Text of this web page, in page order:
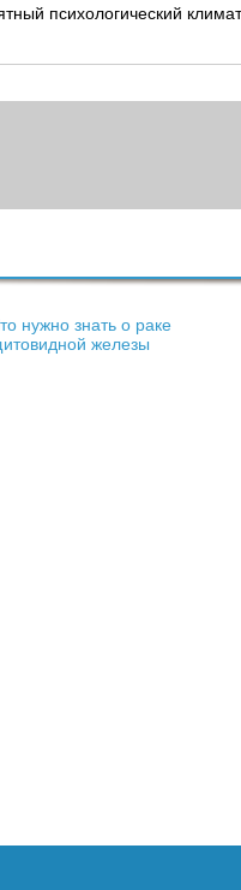
психологический
нужно знать о раке
железы